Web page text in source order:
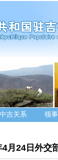
中吉关系 领
4月24日外交